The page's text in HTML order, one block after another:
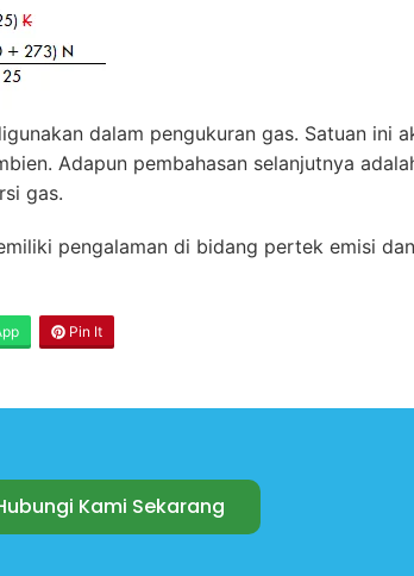
dalam pengukuran gas. Satuan ini
Adapun pembahasan selanjutnya
gas.
pengalaman di bidang pertek emisi
Pin It
Kami Sekarang